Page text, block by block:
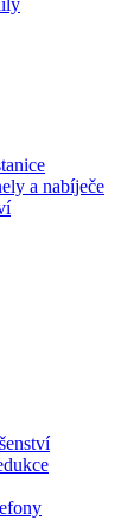
a nabíječe